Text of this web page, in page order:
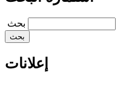
‏بحث ‏
إعلانات